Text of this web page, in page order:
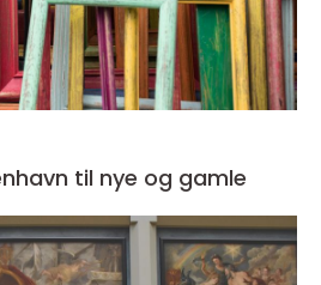
til nye og gamle